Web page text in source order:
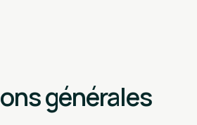
générales